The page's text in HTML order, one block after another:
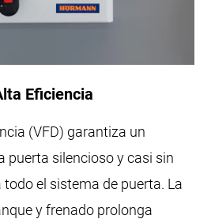
Eficiencia
(VFD) garantiza un
puerta silencioso y casi sin
el sistema de puerta. La
y frenado prolonga